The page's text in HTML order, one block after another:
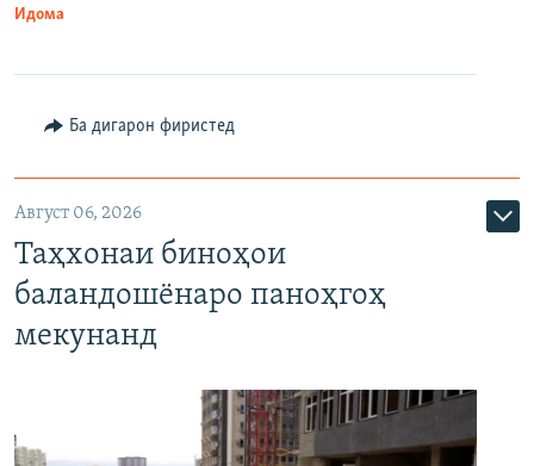
Идома
Ба дигарон фиристед
Август 06, 2026
Таҳхонаи биноҳои
баландошёнаро паноҳгоҳ
мекунанд